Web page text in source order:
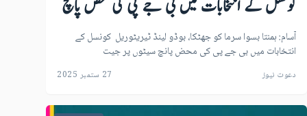
کونسل کے انتخابات میں بی جے پی کی محض پانچ
سیٹوں پر جیت
آسام: ہمنتا بسوا سرما کو جھٹکا، بوڈو لینڈ ٹیریٹوریل کونسل کے
انتخابات میں بی جے پی کی محض پانچ سیٹوں پر جیت
دعوت نیوز 27 ستمبر 2025